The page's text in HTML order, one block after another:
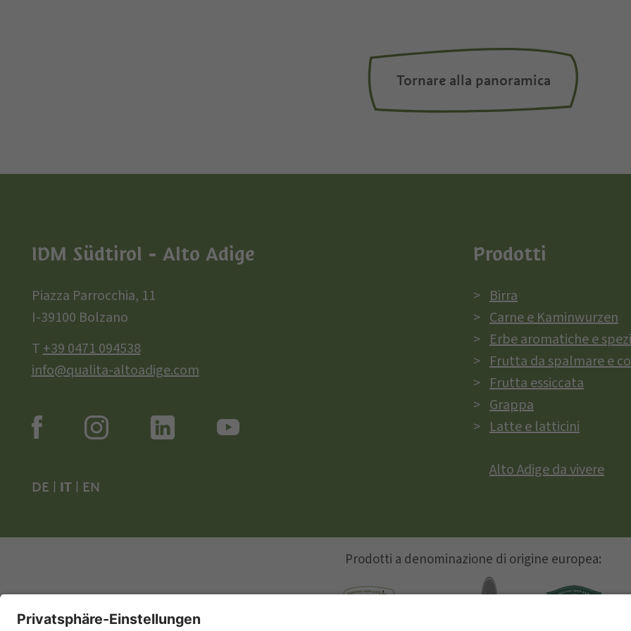
Tornare alla panoramica
IDM Südtirol - Alto Adige
Piazza Parrocchia, 11
I-39100 Bolzano
T+39 0471 094538
info@qualita-altoadige.com
DE IT| EN
Prodotti
Birra
Carne e Kaminwurzen
Erbe aromatiche e
Frutta da spalmare e
Frutta essiccata
Grappa
Latte e latticini
Alto Adige da vivere
Prodotti a denominazione di origine europea: